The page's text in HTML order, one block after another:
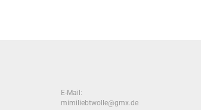
E-Mail:
mimiliebtwolle@gmx.de